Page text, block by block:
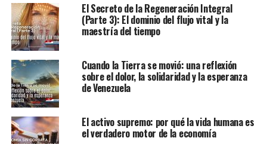
El Secreto de la Regeneración Integral
(Parte 3): El dominio del flujo vital y la
maestría del tiempo
Cuando la Tierra se movió: una reflexión
sobre el dolor, la solidaridad y la esperanza
de Venezuela
El activo supremo: por qué la vida humana es
el verdadero motor de la economía